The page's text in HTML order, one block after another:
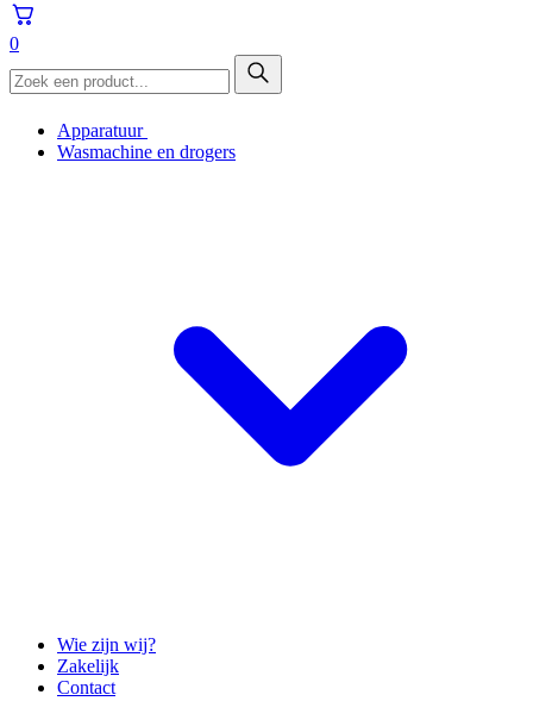
0
Apparatuur
Wasmachine en drogers
Wie zijn wij?
Zakelijk
Contact